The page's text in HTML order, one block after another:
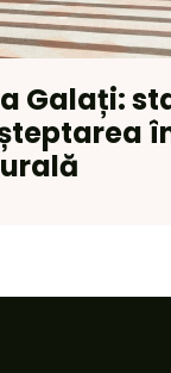
Galați: